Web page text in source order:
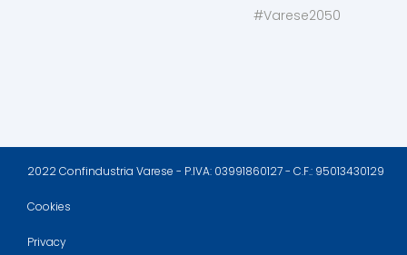
#Varese2050
2022 Confindustria Varese - P.IVA: 03991860127 - C.F.: 95013430129
Cookies
Privacy